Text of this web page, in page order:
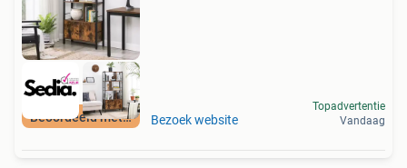
Beoordeeld met 9+ Bezoek website
Topadvertentie
Vandaag